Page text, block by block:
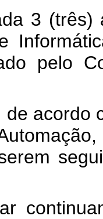
3 (três)
pelo
de acordo